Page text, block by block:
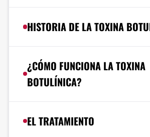
HISTORIA DE LA TOXINA
¿CÓMO FUNCIONA LA TOXINA
BOTULÍNICA?
EL TRATAMIENTO